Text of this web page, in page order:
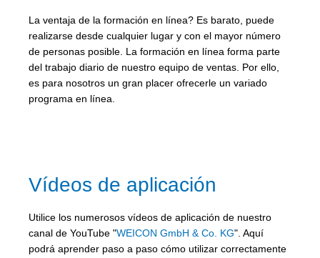
La ventaja de la formación en línea? Es barato, puede
realizarse desde cualquier lugar y con el mayor número
de personas posible. La formación en línea forma parte
del trabajo diario de nuestro equipo de ventas. Por ello,
es para nosotros un gran placer ofrecerle un variado
programa en línea.
Vídeos de aplicación
Utilice los numerosos vídeos de aplicación de nuestro
canal de YouTube "WEICON GmbH & Co. KG". Aquí
podrá aprender paso a paso cómo utilizar correctamente